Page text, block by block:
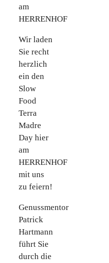
am
HERRENHOF
Wir laden
Sie recht
herzlich
ein den
Slow
Food
Terra
Madre
Day hier
am
HERRENHOF
mit uns
zu feiern!
Genussmentor
Patrick
Hartmann
führt Sie
durch die